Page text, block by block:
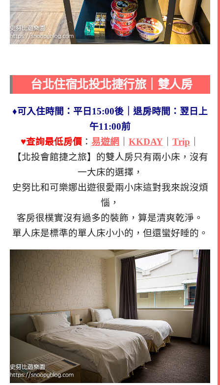
台北住宿北投北捷行旅｜雙人房
♦可入住時間：平日15:00後｜退房時間：翌日上
午11:00前
♥查詢最低房價 ： 易遊網 KKDAY Trip
【北投會館捷之旅】的雙人房只有兩小床，沒有
一大床的選擇，
史努比和可樂娜出遊很愛兩小床這對我來說沒煩
惱，
客房很樸實沒有過多的裝飾，算是清爽乾淨。
單人床是標準的單人床小小的，但還蠻好睡的。